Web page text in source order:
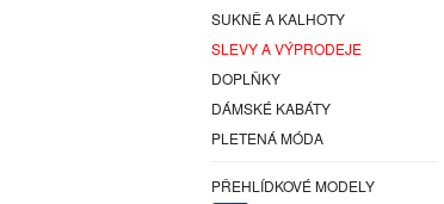
SUKNĚ A KALHOTY
SLEVY A VÝPRODEJE
DOPLŇKY
DÁMSKÉ KABÁTY
PLETENÁ MÓDA
PŘEHLÍDKOVÉ MODELY